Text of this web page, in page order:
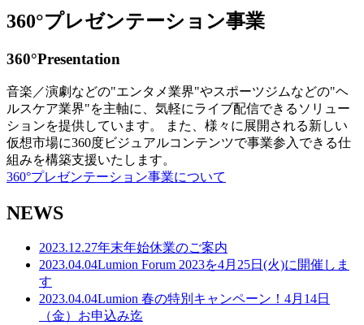
360°プレゼンテーション事業
360°Presentation
音楽／演劇などの"エンタメ業界"やスポーツジムなどの"ヘ
ルスケア業界"を主軸に、気軽にライブ配信できるソリュー
ションを提供しています。 また、様々に展開される新しい
仮想市場に360度ビジュアルコンテンツで事業参入できる仕
組みを構築支援いたします。
360°プレゼンテーション事業について
NEWS
2023.12.27年末年始休業のご案内
2023.04.04Lumion Forum 2023を4月25日(火)に開催しま
す
2023.04.04Lumion 春の特別キャンペーン！4月14日
（金）お申込み迄